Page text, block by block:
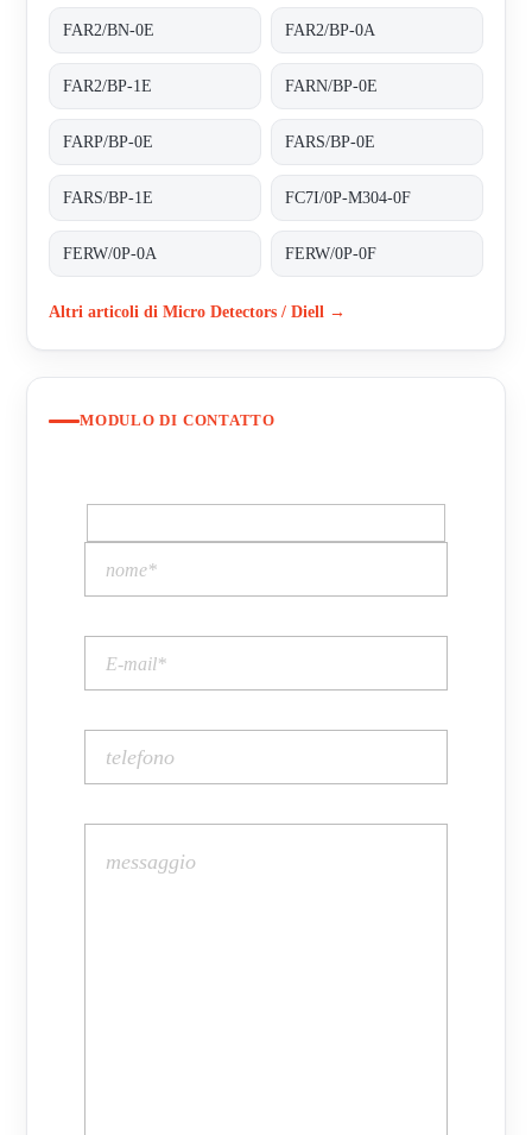
FAR2/BN-0E FAR2/BP-0A
FAR2/BP-1E FARN/BP-0E
FARP/BP-0E FARS/BP-0E
FARS/BP-1E FC7I/0P-M304-0F
FERW/0P-0A FERW/0P-0F
Altri articoli di Micro Detectors / Diell →
MODULO DI CONTATTO